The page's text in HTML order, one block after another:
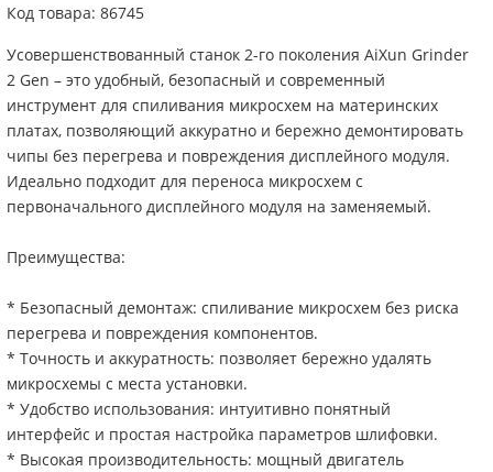
Код товара: 86745
Усовершенствованный станок 2-го поколения AiXun Grinder
2 Gen – это удобный, безопасный и современный
инструмент для спиливания микросхем на материнских
платах, позволяющий аккуратно и бережно демонтировать
чипы без перегрева и повреждения дисплейного модуля.
Идеально подходит для переноса микросхем с
первоначального дисплейного модуля на заменяемый.
Преимущества:
* Безопасный демонтаж: спиливание микросхем без риска
перегрева и повреждения компонентов.
* Точность и аккуратность: позволяет бережно удалять
микросхемы с места установки.
* Удобство использования: интуитивно понятный
интерфейс и простая настройка параметров шлифовки.
* Высокая производительность: мощный двигатель